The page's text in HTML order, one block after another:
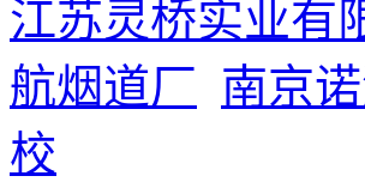
江苏灵桥实业有
航烟道厂 南京
校